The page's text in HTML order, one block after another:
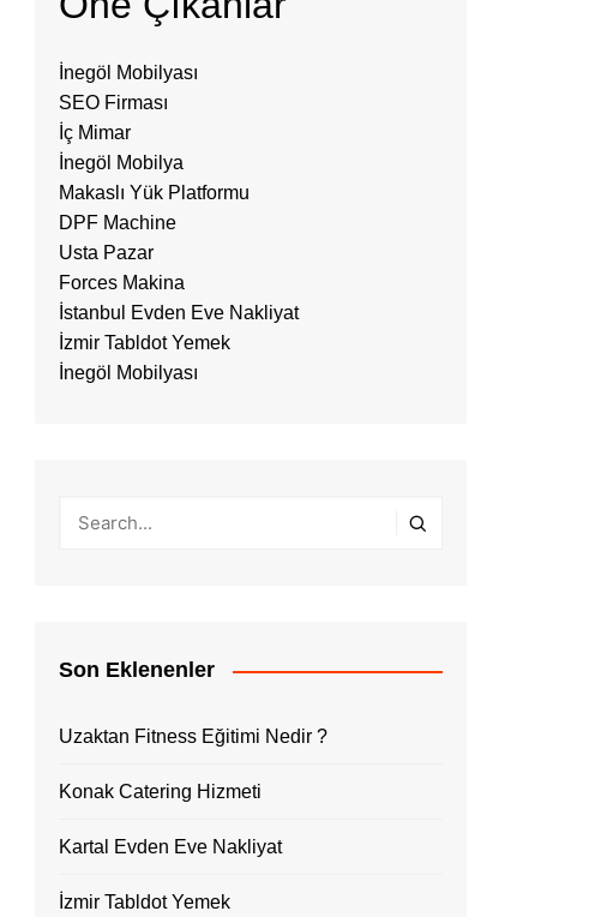
İnegöl Mobilyası
SEO Firması
İç Mimar
İnegöl Mobilya
Makaslı Yük Platformu
DPF Machine
Usta Pazar
Forces Makina
İstanbul Evden Eve Nakliyat
İzmir Tabldot Yemek
İnegöl Mobilyası
Son Eklenenler
Uzaktan Fitness Eğitimi Nedir ?
Konak Catering Hizmeti
Kartal Evden Eve Nakliyat
İzmir Tabldot Yemek